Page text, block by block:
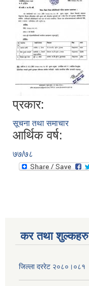
प्रकार:
सूचना तथा समाचार
आर्थिक वर्ष:
७७/७८
कर तथा शुल्कहरु
जिल्ला दररेट २०८०।०८१